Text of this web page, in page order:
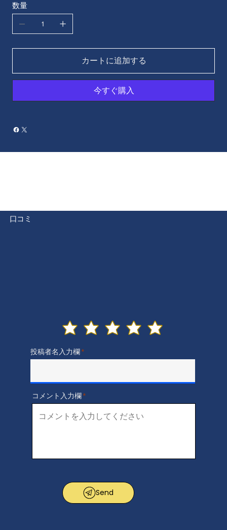
数量
カートに追加する
今すぐ購入
​口コミ
投稿者名入力欄
コメント入力欄
Send